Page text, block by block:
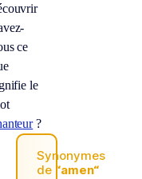
ce
le
?
Synonymes
de “amen“